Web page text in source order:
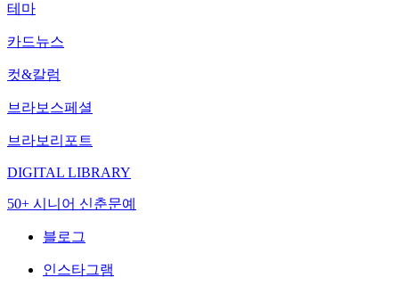
테마
카드뉴스
컷&칼럼
브라보스페셜
브라보리포트
DIGITAL LIBRARY
50+ 시니어 신춘문예
블로그
인스타그램